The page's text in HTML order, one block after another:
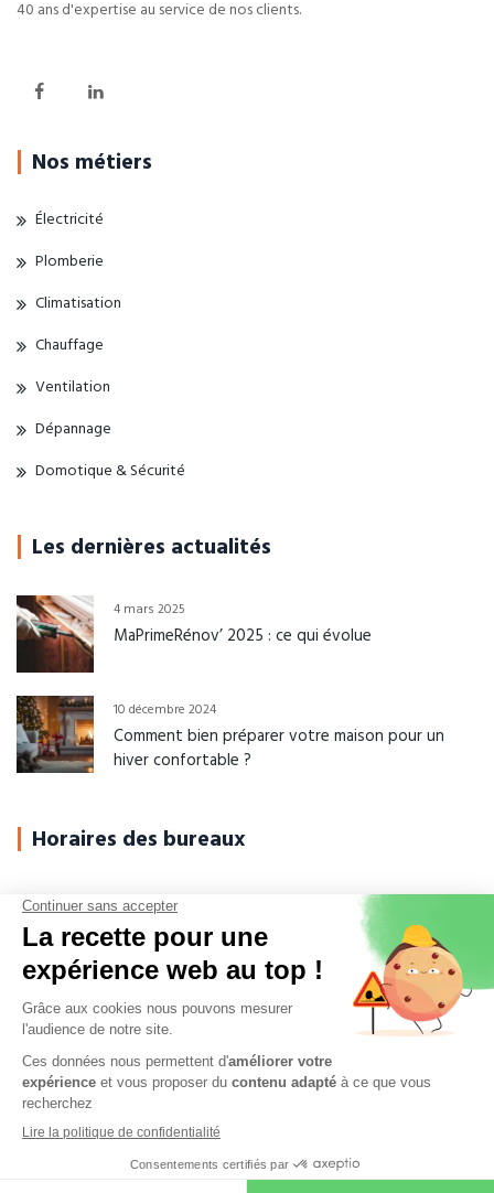
40 ans d'expertise au service de nos clients.
Nos métiers
Électricité
Plomberie
Climatisation
Chauffage
Ventilation
Dépannage
Domotique & Sécurité
Les dernières actualités
4 mars 2025
MaPrimeRénov’ 2025 : ce qui évolue
10 décembre 2024
Comment bien préparer votre maison pour un
hiver confortable ?
Horaires des bureaux
Du Lundi au Jeudi 08h-12h00 / 14h-17h30
Vendredi 08h-12h00 / 14h-16h30
Samedi - Dimanche Fermé
© 2026Fouqueron. Tous droits réservés.
Mentions légales-Politique de confidentialité